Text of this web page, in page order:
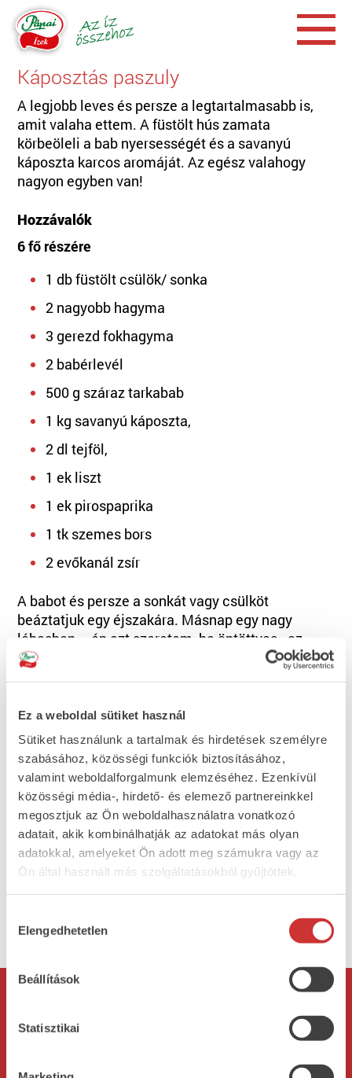
Ez a weboldal sütiket használ
Sütiket használunk a tartalmak és hirdetések személyre
szabásához, közösségi funkciók biztosításához,
valamint weboldalforgalmunk elemzéséhez. Ezenkívül
közösségi média-, hirdető- és elemező partnereinkkel
megosztjuk az Ön weboldalhasználatra vonatkozó
adatait, akik kombinálhatják az adatokat más olyan
adatokkal, amelyeket Ön adott meg számukra vagy az
Ön által használt más szolgáltatásokból gyűjtöttek.
kiválasztása
Elengedhetetlen
Beállítások
Statisztikai
Káposztás paszuly
A legjobb leves és persze a legtartalmasabb is,
amit valaha ettem. A füstölt hús zamata
körbeöleli a bab nyersességét és a savanyú
káposzta karcos aromáját. Az egész valahogy
nagyon egyben van!
Hozzávalók
6 fő részére
1 db füstölt csülök/ sonka
2 nagyobb hagyma
3 gerezd fokhagyma
2 babérlevél
500 g száraz tarkabab
1 kg savanyú káposzta,
2 dl tejföl,
1 ek liszt
1 ek pirospaprika
1 tk szemes bors
2 evőkanál zsír
A babot és persze a sonkát vagy csülköt
beáztatjuk egy éjszakára. Másnap egy nagy
lábasban – én azt szeretem, ha öntöttvas - az
apróra vágott hagymát megdinszteljük, majd
rádobjuk a felkockázott csülköt/sonkát és 5
kész, rászórjuk a pirospaprikát, szemes borsot és
felöntjük vízzel. Nagyjából 1,5 órán át főzzük,
ekkor mehet bele a beáztatott bab, a babérlevél
és az apróra vágott fokhagyma is. 1 óra főzés után
jöhet a kimosott savanyú káposzta és ezzel újabb
1 órán át főzzük. A tejföllel elkeverjük a lisztet és
apránként felöntjük a leves levével – ez a
hőkiegyenlítés – majd folyamatosan kevergetve a
leveshez öntjük. Még forralunk rajta egyet és
vissza